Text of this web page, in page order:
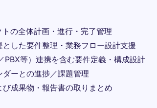
の全体計画・進行・完了管理
した要件整理・業務フロー設計支援
PBX等）連携を含む要件定義・構成設計
ーとの進捗／課題管理
成果物・報告書の取りまとめ